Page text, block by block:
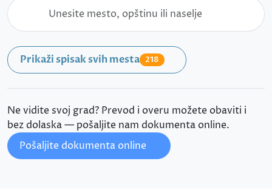
Prikaži spisak svih mesta 218
Ne vidite svoj grad? Prevod i overu možete obaviti i
bez dolaska — pošaljite nam dokumenta online.
Pošaljite dokumenta online